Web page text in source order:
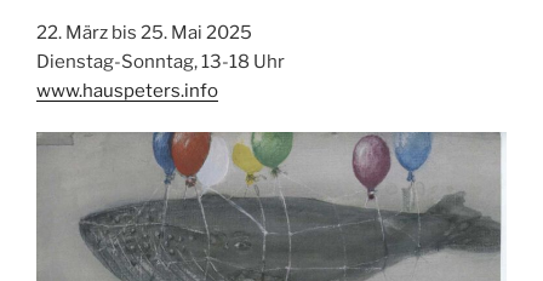
22. März bis 25. Mai 2025
Dienstag-Sonntag, 13-18 Uhr
www.hauspeters.info